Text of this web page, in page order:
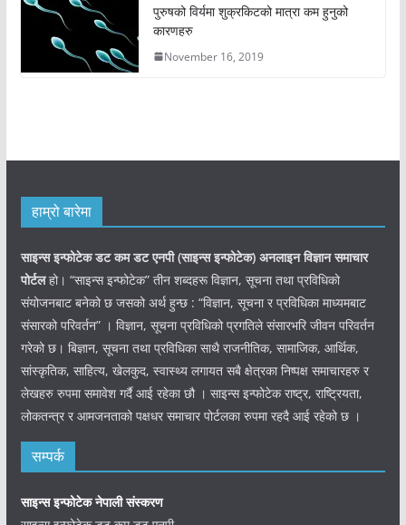
पुरुषको विर्यमा शुक्रकिटको मात्रा कम हुनुको
कारणहरु
November 16, 2019
हाम्रो बारेमा
साइन्स इन्फोटेक डट कम डट एनपी (साइन्सइन्फोटेक) अनलाइन विज्ञान समाचार
पोर्टलहो। “साइन्स इन्फोटेक” तीन शब्दहरू विज्ञान, सूचना तथा प्रविधिको
संयोजनबाट बनेको छ जसको अर्थ हुन्छ : “विज्ञान, सूचना र प्रविधिका माध्यमबाट
संसारको परिवर्तन” । विज्ञान, सूचना प्रविधिको प्रगतिले संसारभरि जीवन परिवर्तन
गरेको छ। बिज्ञान, सूचना तथा प्रविधिका साथै राजनीतिक, सामाजिक, आर्थिक,
सांस्कृतिक, साहित्य, खेलकुद, स्वास्थ्य लगायत सबै क्षेत्रका निष्पक्ष समाचारहरु र
लेखहरु रुपमा समावेश गर्दै आई रहेका छौ । साइन्स इन्फोटेक राष्ट्र, राष्ट्रियता,
लोकतन्त्र र आमजनताको पक्षधर समाचार पोर्टलका रुपमा रहदै आई रहेको छ ।
सम्पर्क
साइन्स इन्फोटेक नेपाली संस्करण